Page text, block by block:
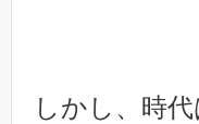
しかし、時